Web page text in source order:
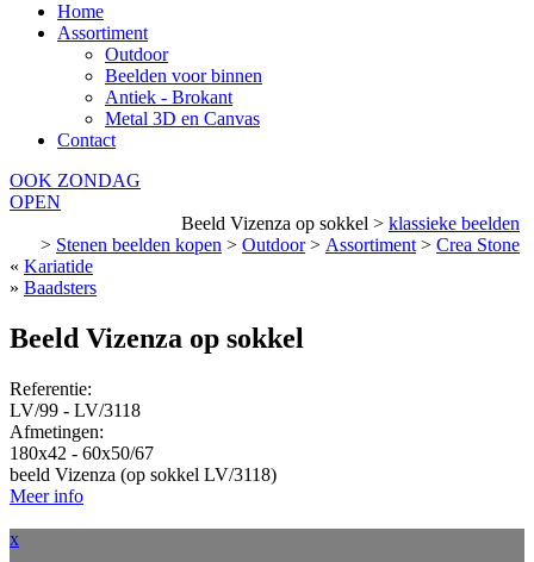
Home
Assortiment
Outdoor
Beelden voor binnen
Antiek - Brokant
Metal 3D en Canvas
Contact
OOK ZONDAG
OPEN
Crea Stone
>
Assortiment
>
Outdoor
>
Stenen beelden kopen
>
klassieke beelden
>
Beeld Vizenza op sokkel
« Kariatide
» Baadsters
Beeld Vizenza op sokkel
Referentie:
LV/99 - LV/3118
Afmetingen:
180x42 - 60x50/67
beeld Vizenza (op sokkel LV/3118)
Meer info
x